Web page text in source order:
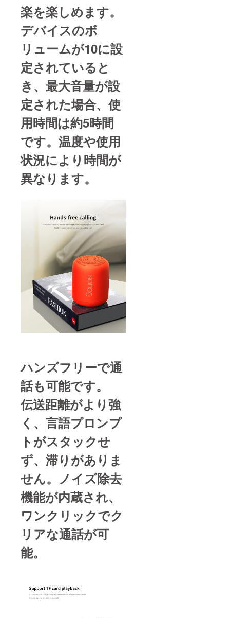
楽を楽しめます。
デバイスのボ
リュームが10に設
定されていると
き、最大音量が設
定された場合、 使
用時間は約5時間
です。 温度や使用
状況により時間が
異なります。
ハンズフリーで通
話も可能です。
伝送距離がより強
く、言語プロンプ
トがスタックせ
ず、滞りがありま
せん。 ノイズ除去
機能が内蔵され、
ワンクリックでク
リアな通話が可
能。